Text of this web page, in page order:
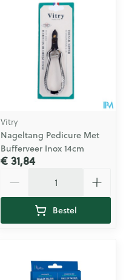
Vitry
Nageltang Pedicure Met
Bufferveer Inox 14cm
€ 31,84
Bestel